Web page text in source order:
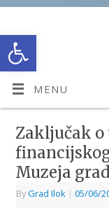
Open toolbar
MENU
Zaključak o
Muzeja
ByGrad Ilok | 05/06/